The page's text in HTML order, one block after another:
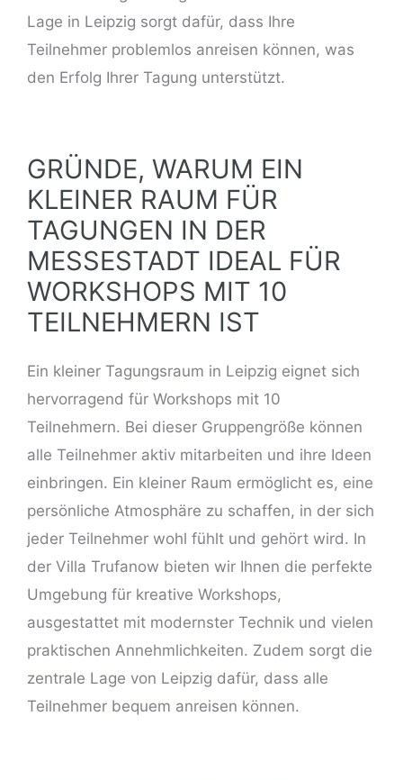
Lage in Leipzig sorgt dafür, dass Ihre
Teilnehmer problemlos anreisen können, was
den Erfolg Ihrer Tagung unterstützt.
GRÜNDE, WARUM EIN
KLEINER RAUM FÜR
TAGUNGEN IN DER
MESSESTADT IDEAL FÜR
WORKSHOPS MIT 10
TEILNEHMERN IST
Ein kleiner Tagungsraum in Leipzig eignet sich
hervorragend für Workshops mit 10
Teilnehmern. Bei dieser Gruppengröße können
alle Teilnehmer aktiv mitarbeiten und ihre Ideen
einbringen. Ein kleiner Raum ermöglicht es, eine
persönliche Atmosphäre zu schaffen, in der sich
jeder Teilnehmer wohl fühlt und gehört wird. In
der Villa Trufanow bieten wir Ihnen die perfekte
Umgebung für kreative Workshops,
ausgestattet mit modernster Technik und vielen
praktischen Annehmlichkeiten. Zudem sorgt die
zentrale Lage von Leipzig dafür, dass alle
Teilnehmer bequem anreisen können.